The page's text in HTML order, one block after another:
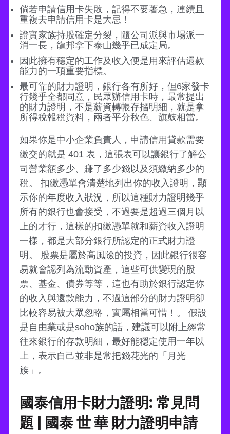
倘若申請信用卡失敗，記得不要著急，連續且
重複去申請信用卡是大忌！
證實家族持股確定分裂，隨公司派與市場派一
消一長，龍邦拿下泰山幾乎已成定局。
因此擁有穩定的工作及收入便是用來評估還款
能力的一項重要指標。
最可靠的財力證明，銀行各有所好，但6家發卡
行幾乎全都同意，民眾辦信用卡時，最常提出
的財力證明，不是薪資轉帳存摺明細，就是拿
所得稅報稅資料，兩者平分秋色、旗鼓相當。
如果你是中小企業負責人，申請信用貸款需要
繳交的就是 401 表，這張表可以讓銀行了解公
司營業額多少、賺了多少錢以及須繳納多少的
稅。 扣繳憑單會清楚地列出你的收入證明，顯
示你的年度收入狀況，所以這種財力證明幾乎
所有的銀行也會接受，不過要是超過三個月以
上的才行，這樣的扣繳憑單就和薪資收入證明
一樣，都是大部分銀行所認定的正式財力證
明。 股票是屬於高風險的投資，因此銀行很容
易就會認列為流動資產，這些可供變現的股
票、基金、債券等等，這也有助於銀行認定你
的收入與還款能力，不過這部分的財力證明卻
比較容易被大眾忽略，實屬相當可惜！。 假設
是自由業或是soho族的話，建議可以附上經常
往來銀行的存款明細，最好能穩定使用一年以
上，表示自己並非是常把錢花光的「月光
族」。
國泰信用卡財力證明: 常見問
題 | 國泰 世 華 財力證明申請